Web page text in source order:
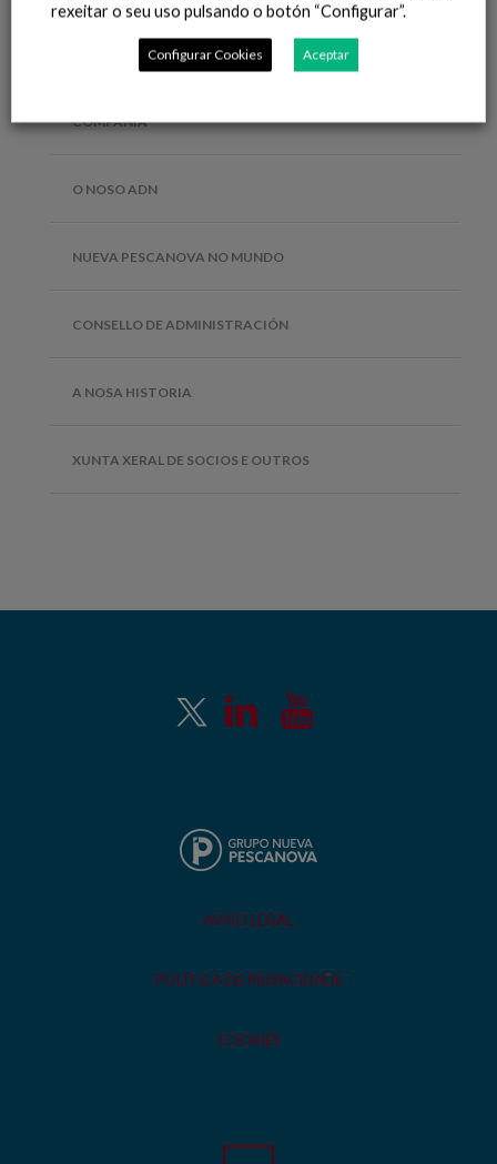
COMPAÑÍA
O NOSO ADN
NUEVA PESCANOVA NO MUNDO
CONSELLO DE ADMINISTRACIÓN
A NOSA HISTORIA
XUNTA XERAL DE SOCIOS E OUTROS
AVISO LEGAL
POLÍTICA DE PRIVACIDADE
COOKIES
rexeitar o seu uso pulsando o botón “Configurar”.
Configurar Cookies Aceptar